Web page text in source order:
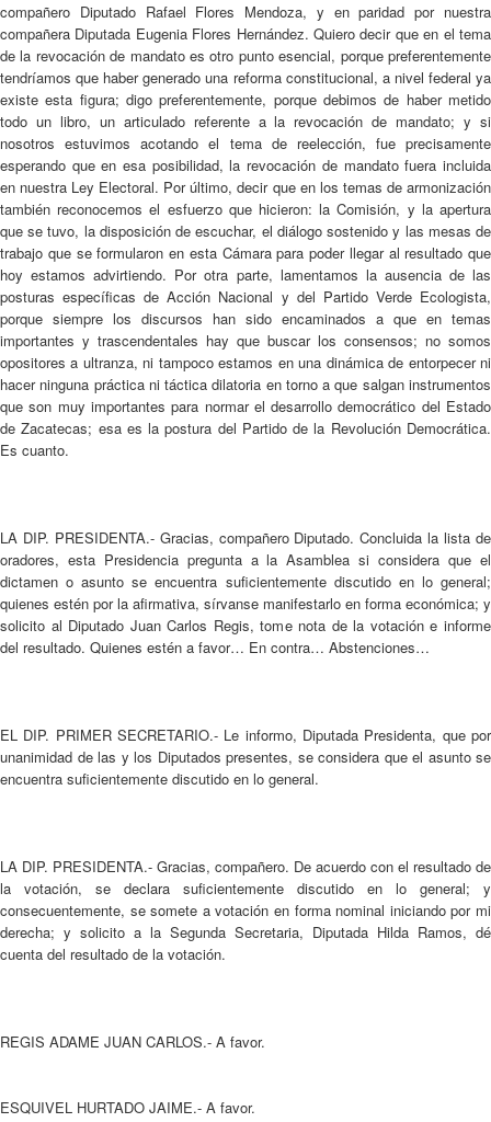
compañero Diputado Rafael Flores Mendoza, y en paridad por nuestra
compañera Diputada Eugenia Flores Hernández. Quiero decir que en el tema
de la revocación de mandato es otro punto esencial, porque preferentemente
tendríamos que haber generado una reforma constitucional, a nivel federal ya
existe esta figura; digo preferentemente, porque debimos de haber metido
todo un libro, un articulado referente a la revocación de mandato; y si
nosotros estuvimos acotando el tema de reelección, fue precisamente
esperando que en esa posibilidad, la revocación de mandato fuera incluida
en nuestra Ley Electoral. Por último, decir que en los temas de armonización
también reconocemos el esfuerzo que hicieron: la Comisión, y la apertura
que se tuvo, la disposición de escuchar, el diálogo sostenido y las mesas de
trabajo que se formularon en esta Cámara para poder llegar al resultado que
hoy estamos advirtiendo. Por otra parte, lamentamos la ausencia de las
posturas específicas de Acción Nacional y del Partido Verde Ecologista,
porque siempre los discursos han sido encaminados a que en temas
importantes y trascendentales hay que buscar los consensos; no somos
opositores a ultranza, ni tampoco estamos en una dinámica de entorpecer ni
hacer ninguna práctica ni táctica dilatoria en torno a que salgan instrumentos
que son muy importantes para normar el desarrollo democrático del Estado
de Zacatecas; esa es la postura del Partido de la Revolución Democrática.
Es cuanto.
LA DIP. PRESIDENTA.- Gracias, compañero Diputado. Concluida la lista de
oradores, esta Presidencia pregunta a la Asamblea si considera que el
dictamen o asunto se encuentra suficientemente discutido en lo general;
quienes estén por la afirmativa, sírvanse manifestarlo en forma económica; y
solicito al Diputado Juan Carlos Regis, tome nota de la votación e informe
del resultado. Quienes estén a favor… En contra… Abstenciones…
EL DIP. PRIMER SECRETARIO.- Le informo, Diputada Presidenta, que por
unanimidad de las y los Diputados presentes, se considera que el asunto se
encuentra suficientemente discutido en lo general.
LA DIP. PRESIDENTA.- Gracias, compañero. De acuerdo con el resultado de
la votación, se declara suficientemente discutido en lo general; y
consecuentemente, se somete a votación en forma nominal iniciando por mi
derecha; y solicito a la Segunda Secretaria, Diputada Hilda Ramos, dé
cuenta del resultado de la votación.
REGIS ADAME JUAN CARLOS.- A favor.
ESQUIVEL HURTADO JAIME.- A favor.